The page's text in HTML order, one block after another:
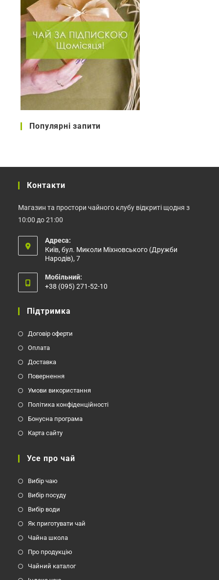
Популярні запити
Контакти
Магазин та простори чайного клубу відкриті щодня з
10:00 до 21:00
Адреса:
Київ, бул. Миколи Міхновського (Дружби
Народів), 7
Мобільний:
+38 (095) 271-52-10
у
застосунку
Підтримка
Договір оферти
Оплата
Доставка
Повернення
Умови використання
Політика конфіденційності
Бонусна програма
Карта сайту
Усе про чай
Вибір чаю
Вибір посуду
Вибір води
Як приготувати чай
Чайна школа
Про продукцію
Чайний каталог